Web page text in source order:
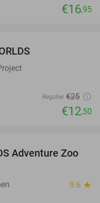
€16,95
Regulier €25
€12,50
24%
Adventure Zoo
9.6 star